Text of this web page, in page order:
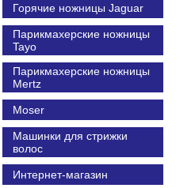
Горячие ножницы Jaguar
Парикмахерские ножницы
Tayo
Парикмахерские ножницы
Mertz
Moser
Машинки для стрижки
волос
Интернет-магазин